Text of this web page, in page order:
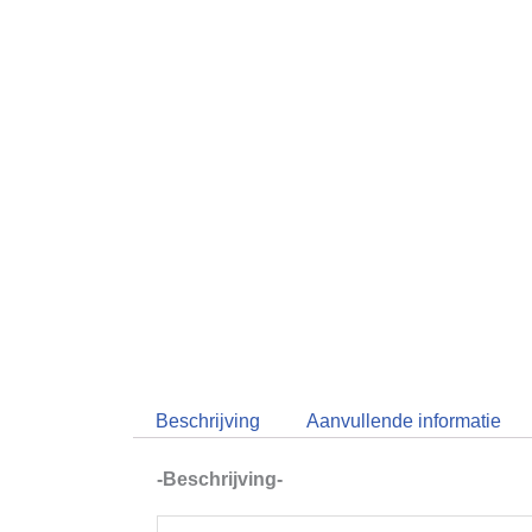
Beschrijving Aanvullende informatie
-Beschrijving-